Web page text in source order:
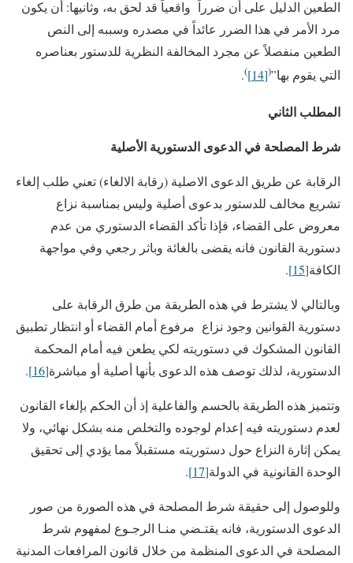
الطعين الدليل على أن ضرراً واقعياً قد لحق به، وثانيها: أن يكون
مرد الأمر في هذا الضرر عائداً في مصدره وسببه إلى النص
الطعين منفصلاً عن مجرد المخالفة النظرية للدستور بعناصره
التي يقوم بها”(
[14]
)
.
المطلب الثاني
شرط المصلحة في الدعوى الدستورية الأصلية
الرقابة عن طريق الدعوى الاصلية (رقابة الالغاء) تعني طلب إلغاء
تشريع مخالف للدستور بدعوى أصلية وليس بمناسبة نزاع
معروض على القضاء، فإذا تأكد القضاء الدستوري من عدم
دستورية القانون فانه يقضى بالغائة وباثر رجعي وفي مواجهة
الكافة[15]
.
وبالتالي لا يشترط في هذه الطريقة من طرق الرقابة على
دستورية القوانين وجود نزاع مرفوع أمام القضاء أو انتظار تطبيق
القانون المشكوك في دستوريته لكي يطعن فيه أمام المحكمة
الدستورية، لذلك توصف هذه الدعوى بأنها أصلية أو مباشرة[16]
.
وتتميز هذه الطريقة بالحسم والفاعلية إذ أن الحكم بإلغاء القانون
لعدم دستوريته فيه إعدام لوجوده والتخلص منه بشكل نهائي، ولا
يمكن إثارة النزاع حول دستوريته مستقبلاً مما يؤدي إلى تحقيق
الوحدة القانونية في الدولة[17]
.
وللوصول إلى حقيقة شرط المصلحة في هذه الصورة من صور
الدعوى الدستورية، فانه يقتـضي منـا الرجـوع لمفهوم شرط
المصلحة في الدعوى المنظمة من خلال قانون المرافعات المدنية